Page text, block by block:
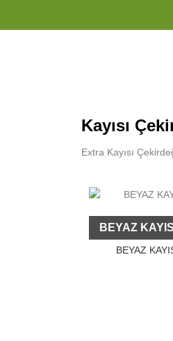
Kayısı
Extra Kayısı
BEYAZ
BEYAZ